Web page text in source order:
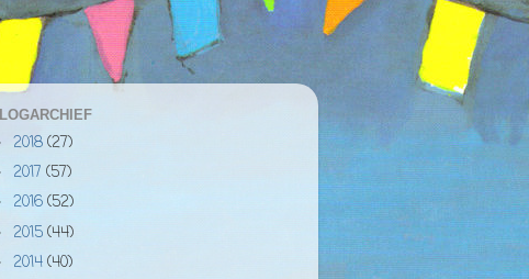
2018(27)
2017 (57)
2016(52)
2015(44)
2014(40)